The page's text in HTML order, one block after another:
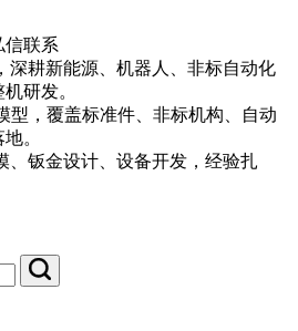
信联系
深耕新能源、机器人、非标自动化
研发。
型，覆盖标准件、非标机构、自动
。
、钣金设计、设备开发，经验扎